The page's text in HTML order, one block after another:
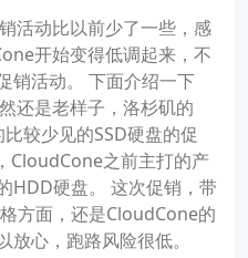
活动比以前少了一些，感
开始变得低调起来，不
销活动。 下面介绍一下
还是老样子，洛杉矶的
较少见的SSD硬盘的促
CloudCone之前主打的产
HDD硬盘。 这次促销，带
方面，还是CloudCone的
心，跑路风险很低。